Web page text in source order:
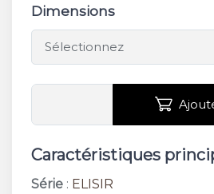
Dimensions
Caractéristiques
Série : ELISIR